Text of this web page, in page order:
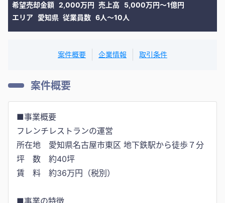
希望売却金額 2,000万円 売上高
5,000万円〜1億円
エリア 愛知県 従業員数 6人〜10人
案件概要 企業情報 取引条件
案件概要
■事業概要
フレンチレストランの運営
所在地 愛知県名古屋市東区 地下鉄駅から徒歩７分
坪 数 約40坪
賃 料 約36万円（税別）
■事業の特徴